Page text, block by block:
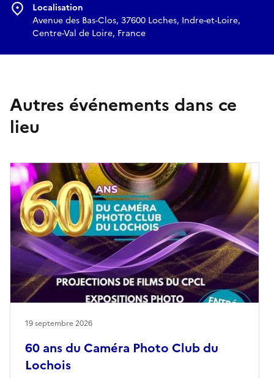
Localisation
Avenue des Bas-Clos, 37600 Loches, Indre-et-Loire,
Centre-Val de Loire, France
Autres événements dans ce
lieu
60 ans du Caméra Photo Club du
Lochois
19 septembre 2026